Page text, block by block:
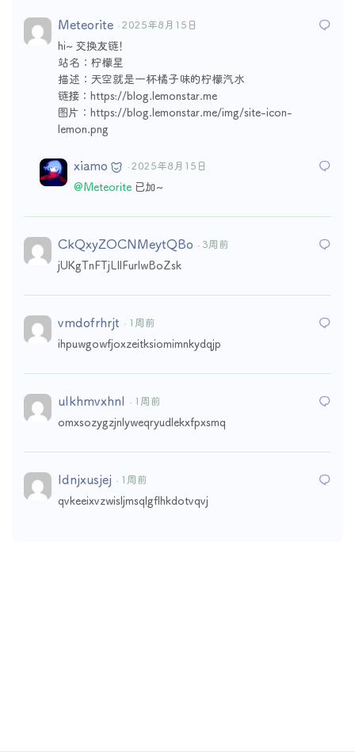
Meteorite · 2025年8月15日
hi~ 交换友链！
站名：柠檬星
描述：天空就是一杯橘子味的柠檬汽水
链接：https://blog.lemonstar.me
图片：https://blog.lemonstar.me/img/site-icon-
lemon.png
xiamo · 2025年8月15日
@Meteorite 已加~
CkQxyZOCNMeytQBo · 3周前
jUKgTnFTjLIlFurlwBoZsk
vmdofrhrjt · 1周前
ihpuwgowfjoxzeitksiomimnkydqjp
ulkhmvxhnl · 1周前
omxsozygzjnlyweqryudlekxfpxsmq
ldnjxusjej · 1周前
qvkeeixvzwisljmsqlgflhkdotvqvj